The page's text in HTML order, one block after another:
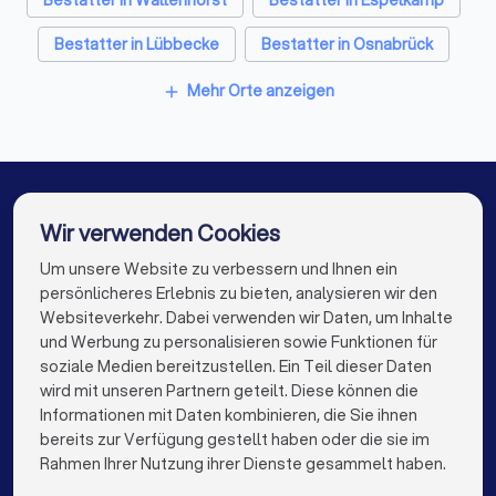
Objektive Bewertung:Bestatter auf unserer Website
haben einen durchschnittlichen Trustlocal-Score8/10
auf Basis von1,135 Bewertungen.
Transparente Auswahl: Anbieterprofile mit
Leistungsübersicht, Fotos, Kontakt und
Sicherheit:Nur geprüfte und gewerblich registrierte
So können Sie sich in einer emotionalen Zeit auf das
konzentrieren, was wirklich zählt – einen würdevollen
Abschied.
Bestatter in Lübbecke
Bestatter in Osnabrück
Bestatter in Bramsche
Bestatter in Berlin
Bestatter in Stuttgart
Bestatter in Dortmund
Bestatter in Essen
Bestatter in Bremen
Bestatter in Nürnberg
Bestatter in Dresden
Bestatter in Hannover
Bestatter in Leipzig
Bestatter in Duisburg
Bestatter in Bochum
Bestatter in Wuppertal
add Mehr Orte anzeigen
Die besten Bestatter für Sie
info@trustlocal.de
FÜR PRIVATPERSONEN
Wir verwenden Cookies
Um unsere Website zu verbessern und Ihnen ein
persönlicheres Erlebnis zu bieten, analysieren wir den
Websiteverkehr. Dabei verwenden wir Daten, um Inhalte
und Werbung zu personalisieren sowie Funktionen für
soziale Medien bereitzustellen. Ein Teil dieser Daten
wird mit unseren Partnern geteilt. Diese können die
Informationen mit Daten kombinieren, die Sie ihnen
bereits zur Verfügung gestellt haben oder die sie im
Rahmen Ihrer Nutzung ihrer Dienste gesammelt haben.